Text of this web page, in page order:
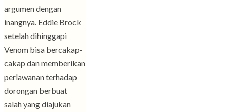
argumen dengan
inangnya. Eddie Brock
setelah dihinggapi
Venom bisa bercakap-
cakap dan memberikan
perlawanan terhadap
dorongan berbuat
salah yang diajukan